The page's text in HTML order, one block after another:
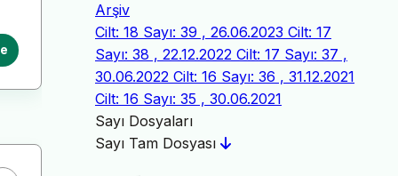
Arşiv
Cilt: 18 Sayı: 39 , 26.06.2023 Cilt: 17
Sayı: 38 , 22.12.2022 Cilt: 17 Sayı: 37 ,
30.06.2022 Cilt: 16 Sayı: 36 , 31.12.2021
Cilt: 16 Sayı: 35 , 30.06.2021
Sayı Dosyaları
Sayı Tam Dosyası